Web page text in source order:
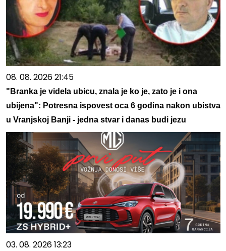
08. 08. 2026 21:45
"Branka je videla ubicu, znala je ko je, zato je i ona
ubijena": Potresna ispovest oca 6 godina nakon ubistva
u Vranjskoj Banji - jedna stvar i danas budi jezu
03. 08. 2026 13:23